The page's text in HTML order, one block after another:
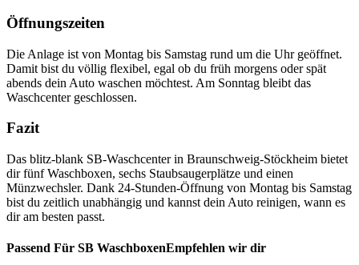
Öffnungszeiten
Die Anlage ist von Montag bis Samstag rund um die Uhr geöffnet.
Damit bist du völlig flexibel, egal ob du früh morgens oder spät
abends dein Auto waschen möchtest. Am Sonntag bleibt das
Waschcenter geschlossen.
Fazit
Das blitz-blank SB-Waschcenter in Braunschweig-Stöckheim bietet
dir fünf Waschboxen, sechs Staubsaugerplätze und einen
Münzwechsler. Dank 24-Stunden-Öffnung von Montag bis Samstag
bist du zeitlich unabhängig und kannst dein Auto reinigen, wann es
dir am besten passt.
Passend Für SB WaschboxenEmpfehlen wir dir